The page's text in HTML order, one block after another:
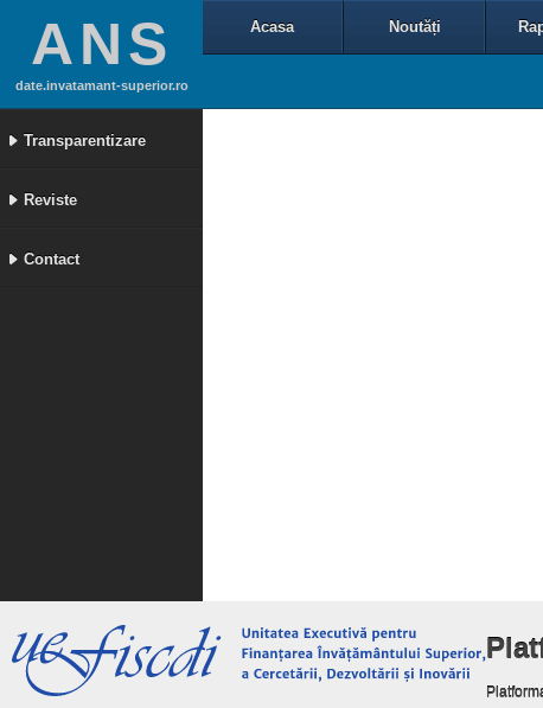
ANS
date.invatamant-superior.ro
Transparentizare
Reviste
Contact
Acasa Noutăți